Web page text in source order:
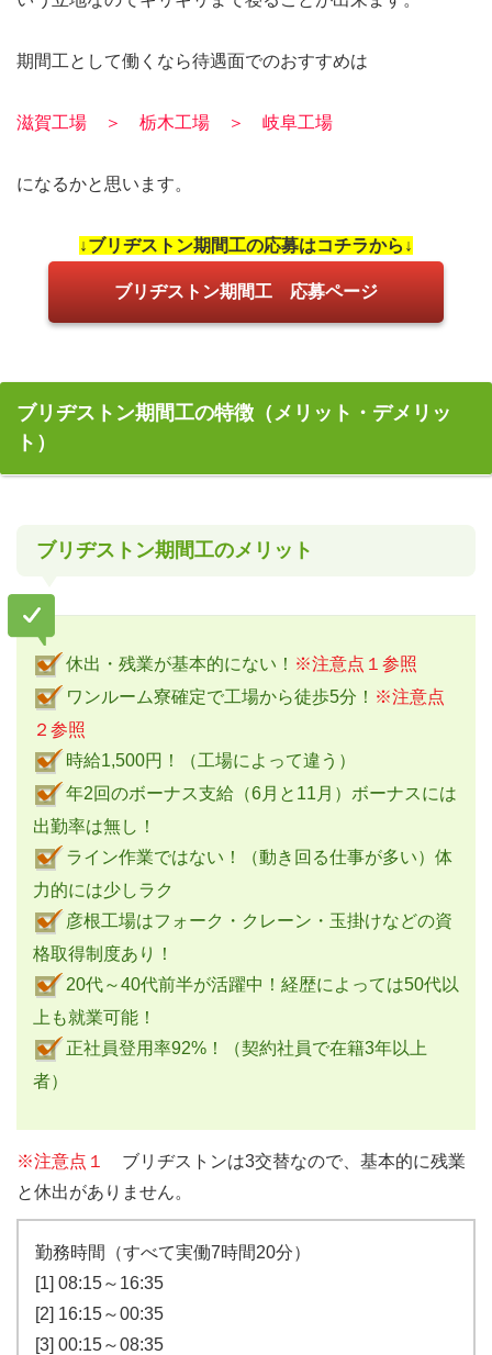
期間工として働くなら待遇面でのおすすめは
滋賀工場 ＞ 栃木工場 ＞ 岐阜工場
になるかと思います。
↓ブリヂストン期間工の応募はコチラから↓
ブリヂストン期間工 応募ページ
ブリヂストン期間工の特徴（メリット・デメリッ
ト）
ブリヂストン期間工のメリット
休出・残業が基本的にない！ ※注意点１参照
ワンルーム寮確定で工場から徒歩5分！ ※注意点
２参照
時給1,500円！（工場によって違う）
年2回のボーナス支給（6月と11月）ボーナスには
出勤率は無し！
ライン作業ではない！（動き回る仕事が多い）体
力的には少しラク
彦根工場はフォーク・クレーン・玉掛けなどの資
格取得制度あり！
20代～40代前半が活躍中！経歴によっては50代以
上も就業可能！
正社員登用率92%！（契約社員で在籍3年以上
者）
※注意点１
ブリヂストンは3交替なので、基本的に残業
と休出がありません。
勤務時間（すべて実働7時間20分）
[1] 08:15～16:35
[2] 16:15～00:35
[3] 00:15～08:35